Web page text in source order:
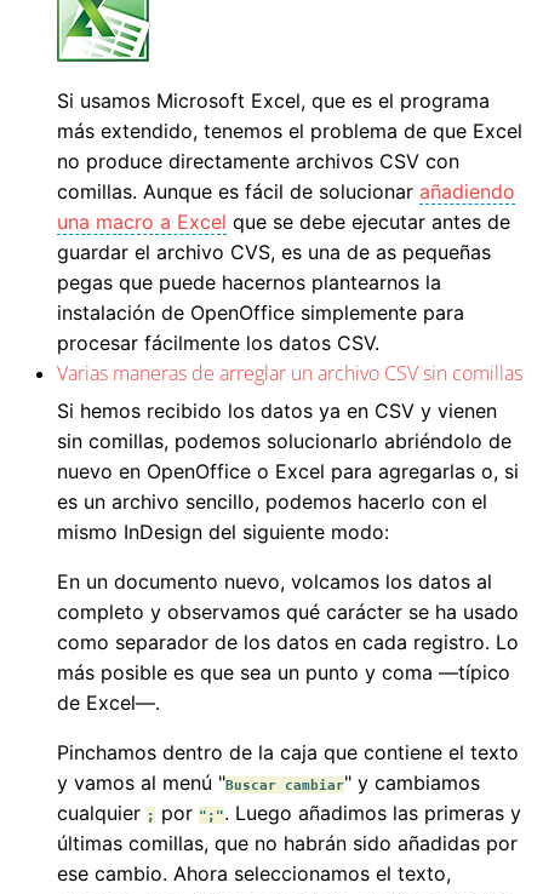
Si usamos Microsoft Excel, que es el programa
más extendido, tenemos el problema de que Excel
no produce directamente archivos CSV con
comillas. Aunque es fácil de solucionar añadiendo
una macro a Excel que se debe ejecutar antes de
guardar el archivo CVS, es una de as pequeñas
pegas que puede hacernos plantearnos la
instalación de OpenOffice simplemente para
procesar fácilmente los datos CSV.
Varias maneras de arreglar un archivo CSV sin comillas
Si hemos recibido los datos ya en CSV y vienen
sin comillas, podemos solucionarlo abriéndolo de
nuevo en OpenOffice o Excel para agregarlas o, si
es un archivo sencillo, podemos hacerlo con el
mismo InDesign del siguiente modo:
En un documento nuevo, volcamos los datos al
completo y observamos qué carácter se ha usado
como separador de los datos en cada registro. Lo
más posible es que sea un punto y coma —típico
de Excel—.
Pinchamos dentro de la caja que contiene el texto
y vamos al menú "Buscar cambiar" y cambiamos
cualquier ; por ";". Luego añadimos las primeras y
últimas comillas, que no habrán sido añadidas por
ese cambio. Ahora seleccionamos el texto,